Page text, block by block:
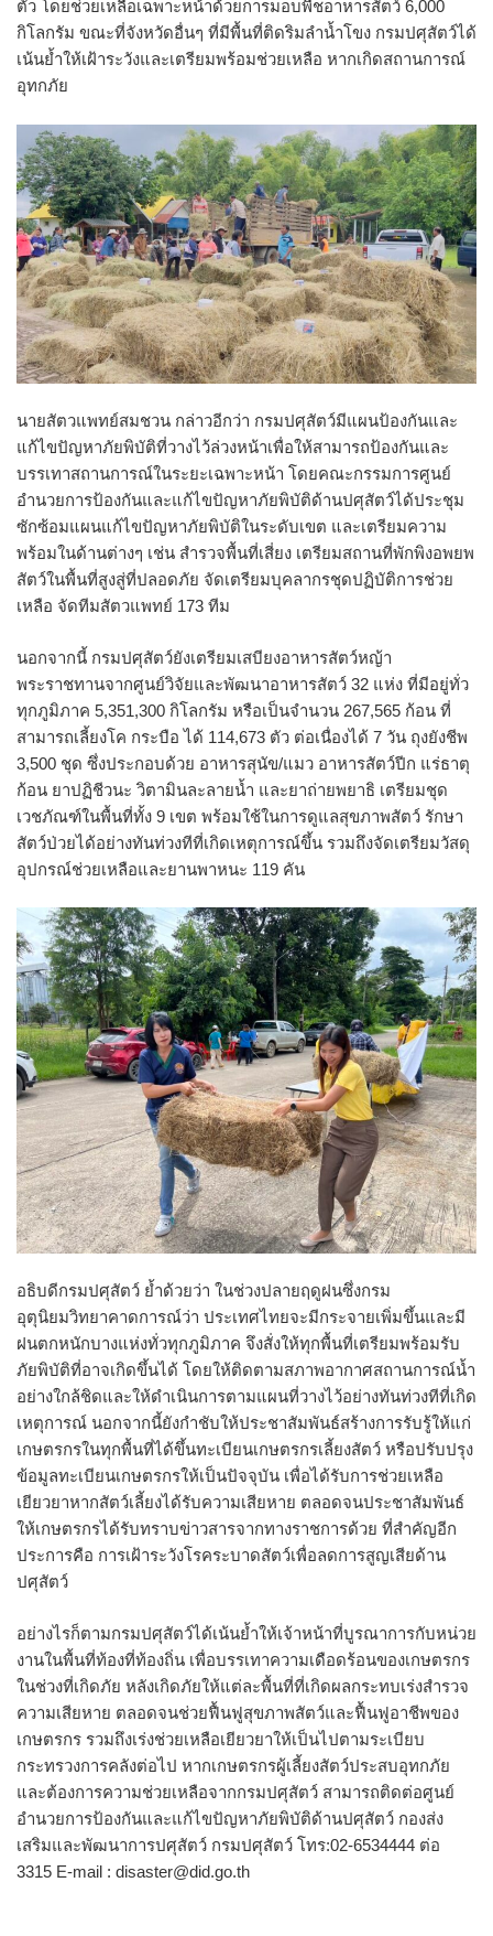
ตัว โดยช่วยเหลือเฉพาะหน้าด้วยการมอบพืชอาหารสัตว์ 6,000
กิโลกรัม ขณะที่จังหวัดอื่นๆ ที่มีพื้นที่ติดริมลำน้ำโขง กรมปศุสัตว์ได้
เน้นย้ำให้เฝ้าระวังและเตรียมพร้อมช่วยเหลือ หากเกิดสถานการณ์
อุทกภัย
นายสัตวแพทย์สมชวน กล่าวอีกว่า กรมปศุสัตว์มีแผนป้องกันและ
แก้ไขปัญหาภัยพิบัติที่วางไว้ล่วงหน้าเพื่อให้สามารถป้องกันและ
บรรเทาสถานการณ์ในระยะเฉพาะหน้า โดยคณะกรรมการศูนย์
อำนวยการป้องกันและแก้ไขปัญหาภัยพิบัติด้านปศุสัตว์ได้ประชุม
ซักซ้อมแผนแก้ไขปัญหาภัยพิบัติในระดับเขต และเตรียมความ
พร้อมในด้านต่างๆ เช่น สำรวจพื้นที่เสี่ยง เตรียมสถานที่พักพิงอพยพ
สัตว์ในพื้นที่สูงสู่ที่ปลอดภัย จัดเตรียมบุคลากรชุดปฏิบัติการช่วย
เหลือ จัดทีมสัตวแพทย์ 173 ทีม
นอกจากนี้ กรมปศุสัตว์ยังเตรียมเสบียงอาหารสัตว์หญ้า
พระราชทานจากศูนย์วิจัยและพัฒนาอาหารสัตว์ 32 แห่ง ที่มีอยู่ทั่ว
ทุกภูมิภาค 5,351,300 กิโลกรัม หรือเป็นจำนวน 267,565 ก้อน ที่
สามารถเลี้ยงโค กระบือ ได้ 114,673 ตัว ต่อเนื่องได้ 7 วัน ถุงยังชีพ
3,500 ชุด ซึ่งประกอบด้วย อาหารสุนัข/แมว อาหารสัตว์ปีก แร่ธาตุ
ก้อน ยาปฏิชีวนะ วิตามินละลายน้ำ และยาถ่ายพยาธิ เตรียมชุด
เวชภัณฑ์ในพื้นที่ทั้ง 9 เขต พร้อมใช้ในการดูแลสุขภาพสัตว์ รักษา
สัตว์ป่วยได้อย่างทันท่วงทีที่เกิดเหตุการณ์ขึ้น รวมถึงจัดเตรียมวัสดุ
อุปกรณ์ช่วยเหลือและยานพาหนะ 119 คัน
อธิบดีกรมปศุสัตว์ ย้ำด้วยว่า ในช่วงปลายฤดูฝนซึ่งกรม
อุตุนิยมวิทยาคาดการณ์ว่า ประเทศไทยจะมีกระจายเพิ่มขึ้นและมี
ฝนตกหนักบางแห่งทั่วทุกภูมิภาค จึงสั่งให้ทุกพื้นที่เตรียมพร้อมรับ
ภัยพิบัติที่อาจเกิดขึ้นได้ โดยให้ติดตามสภาพอากาศสถานการณ์น้ำ
อย่างใกล้ชิดและให้ดำเนินการตามแผนที่วางไว้อย่างทันท่วงทีที่เกิด
เหตุการณ์ นอกจากนี้ยังกำชับให้ประชาสัมพันธ์สร้างการรับรู้ให้แก่
เกษตรกรในทุกพื้นที่ได้ขึ้นทะเบียนเกษตรกรเลี้ยงสัตว์ หรือปรับปรุง
ข้อมูลทะเบียนเกษตรกรให้เป็นปัจจุบัน เพื่อได้รับการช่วยเหลือ
เยียวยาหากสัตว์เลี้ยงได้รับความเสียหาย ตลอดจนประชาสัมพันธ์
ให้เกษตรกรได้รับทราบข่าวสารจากทางราชการด้วย ที่สำคัญอีก
ประการคือ การเฝ้าระวังโรคระบาดสัตว์เพื่อลดการสูญเสียด้าน
ปศุสัตว์
อย่างไรก็ตามกรมปศุสัตว์ได้เน้นย้ำให้เจ้าหน้าที่บูรณาการกับหน่วย
งานในพื้นที่ท้องที่ท้องถิ่น เพื่อบรรเทาความเดือดร้อนของเกษตรกร
ในช่วงที่เกิดภัย หลังเกิดภัยให้แต่ละพื้นที่ที่เกิดผลกระทบเร่งสำรวจ
ความเสียหาย ตลอดจนช่วยฟื้นฟูสุขภาพสัตว์และฟื้นฟูอาชีพของ
เกษตรกร รวมถึงเร่งช่วยเหลือเยียวยาให้เป็นไปตามระเบียบ
กระทรวงการคลังต่อไป หากเกษตรกรผู้เลี้ยงสัตว์ประสบอุทกภัย
และต้องการความช่วยเหลือจากกรมปศุสัตว์ สามารถติดต่อศูนย์
อำนวยการป้องกันและแก้ไขปัญหาภัยพิบัติด้านปศุสัตว์ กองส่ง
เสริมและพัฒนาการปศุสัตว์ กรมปศุสัตว์ โทร:02-6534444 ต่อ
3315 E-mail : disaster@did.go.th